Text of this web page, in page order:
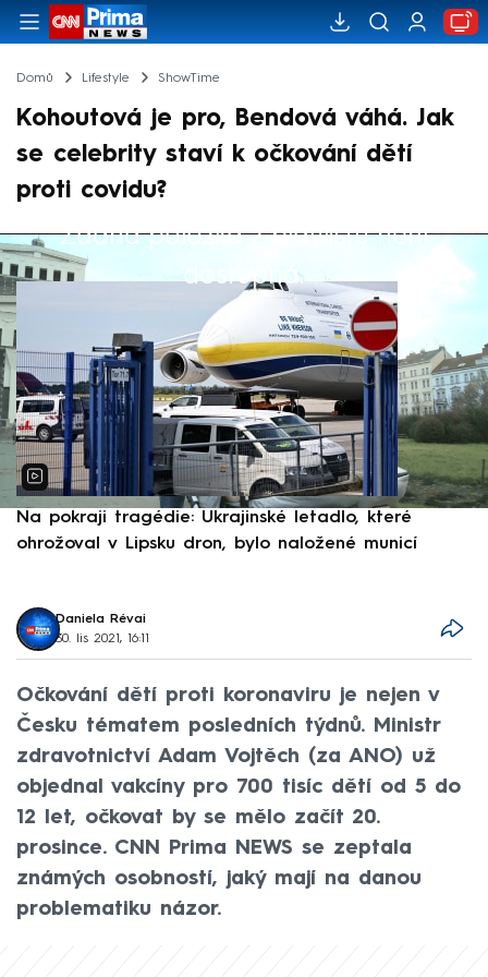
Domů Lifestyle ShowTime
Kohoutová je pro, Bendová váhá. Jak
se celebrity staví k očkování dětí
proti covidu?
Žádná položka z playlistu není
dostupná.
Výběr redakce
Na pokraji tragédie: Ukrajinské letadlo, které
ohrožoval v Lipsku dron, bylo naložené municí
Daniela Révai
30. lis 2021, 16:11
Očkování dětí proti koronaviru je nejen v
Česku tématem posledních týdnů. Ministr
zdravotnictví Adam Vojtěch (za ANO) už
objednal vakcíny pro 700 tisíc dětí od 5 do
12 let, očkovat by se mělo začít 20.
prosince. CNN Prima NEWS se zeptala
známých osobností, jaký mají na danou
problematiku názor.